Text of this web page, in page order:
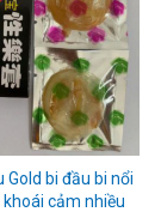
Gold bi đầu bi nổi
cảm nhiều